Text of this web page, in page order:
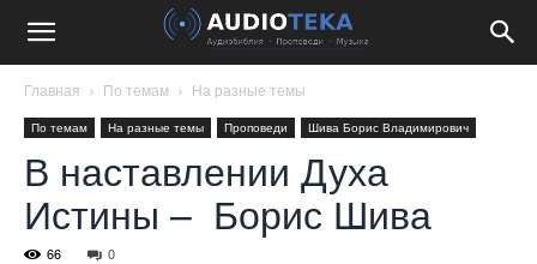
Главная По темам На разные темы
По темам На разные темы Проповеди Шива Борис Владимирович
В наставлении Духа
Истины – Борис Шива
66 0